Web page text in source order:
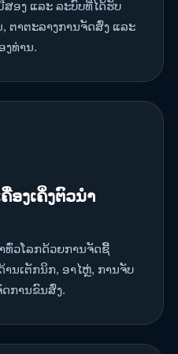
ອງ ແລະ ລະບົບທີ່ໄດ້ຮັບ
ຕາຕະລາງການຈັດສົ່ງ ແລະ
ງທ່ານ.
ງເຄິ່ງຕົວນຳ
ວໂລກດ້ວຍການຈັດຊື້
ນເຕັກນິກ, ອາໄຫຼ່, ການຈັບ
ການຂົນສົ່ງ.